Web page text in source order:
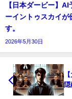
【日本ダービー】AI
ーイントゥスカイが
す。
2026年5月30日